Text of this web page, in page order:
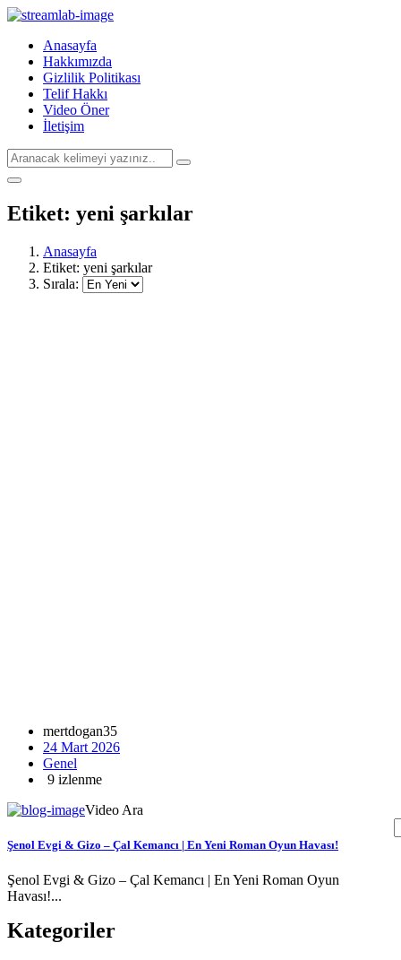
Anasayfa
Hakkımızda
Gizlilik Politikası
Telif Hakkı
Video Öner
İletişim
Etiket: yeni şarkılar
Anasayfa
Etiket: yeni şarkılar
Sırala:
mertdogan35
24 Mart 2026
Genel
9 izlenme
Şenol Evgi & Gizo – Çal Kemancı | En Yeni Roman Oyun Havası!
Şenol Evgi & Gizo – Çal Kemancı | En Yeni Roman Oyun
Havası!...
Video Ara
Kategoriler